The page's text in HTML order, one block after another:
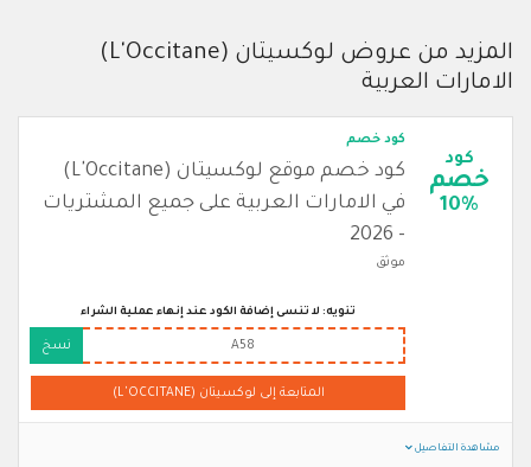
المزيد من عروض لوكسيتان (L'Occitane)
الامارات العربية
كود
خصم
10%
كود خصم
كود خصم موقع لوكسيتان (L'Occitane)
في الامارات العربية على جميع المشتريات
- 2026
موثق
تنويه: لا تنسى إضافة الكود عند إنهاء عملية الشراء
A58 نسخ
المتابعة إلى لوكسيتان (L'OCCITANE)
مشاهدة التفاصيل